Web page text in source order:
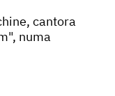
cantora
numa